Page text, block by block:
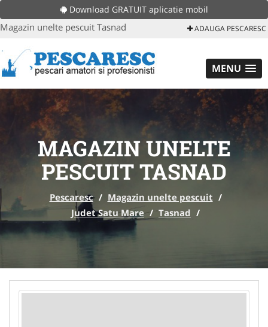
Download GRATUIT aplicatie mobil
Magazin unelte pescuit Tasnad ADAUGA PESCARESC
MENU
MAGAZIN UNELTE
PESCUIT TASNAD
Pescaresc / Magazin unelte pescuit /
Judet Satu Mare / Tasnad /